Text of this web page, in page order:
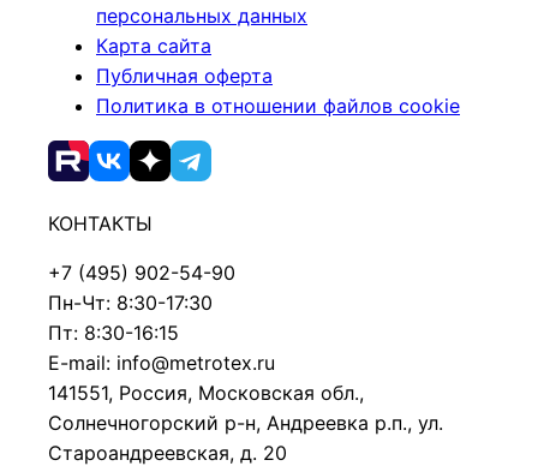
персональных данных
Карта сайта
Публичная оферта
Политика в отношении файлов cookie
КОНТАКТЫ
+7 (495) 902-54-90
Пн-Чт: 8:30-17:30
Пт: 8:30-16:15
E-mail: info@metrotex.ru
141551, Россия, Московская обл.,
Солнечногорский р-н, Андреевка р.п., ул.
Староандреевская, д. 20